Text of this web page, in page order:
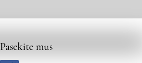
Pasekite mus